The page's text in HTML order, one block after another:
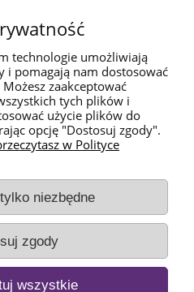
i dostawa
technologie umożliwiają
i pomagają nam dostosować
zaakceptować
tych plików i
użycie plików do
opcję "Dostosuj zgody".
w Polityce
niezbędne
zgody
wszystkie